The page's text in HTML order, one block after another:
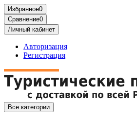
Избранное0
Сравнение0
Личный кабинет
Авторизация
Регистрация
Все категории